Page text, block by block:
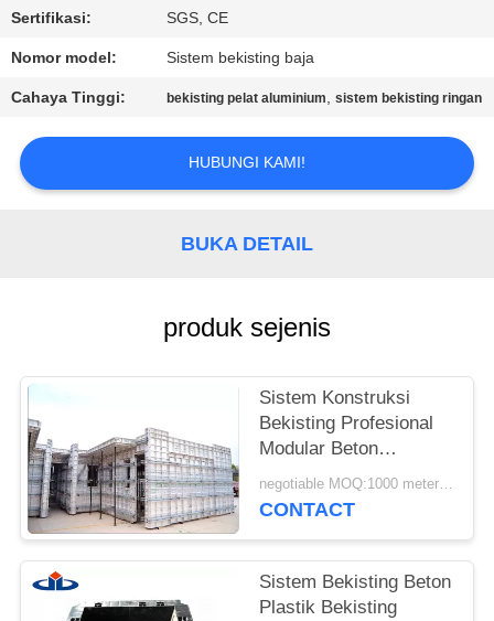
PERMINTAAN
PENAWARAN
SITEMAP
Sertifikasi: SGS, CE
Nomor model: Sistem bekisting baja
Cahaya Tinggi: bekisting pelat aluminium,sistem bekisting ringan
HUBUNGI KAMI!
BUKA DETAIL
produk sejenis
Sistem Konstruksi
Bekisting Profesional
Modular Beton
Aluminium Bekisting
Plat
negotiable MOQ:1000 meter persegi
CONTACT
Sistem Bekisting Beton
Plastik Bekisting